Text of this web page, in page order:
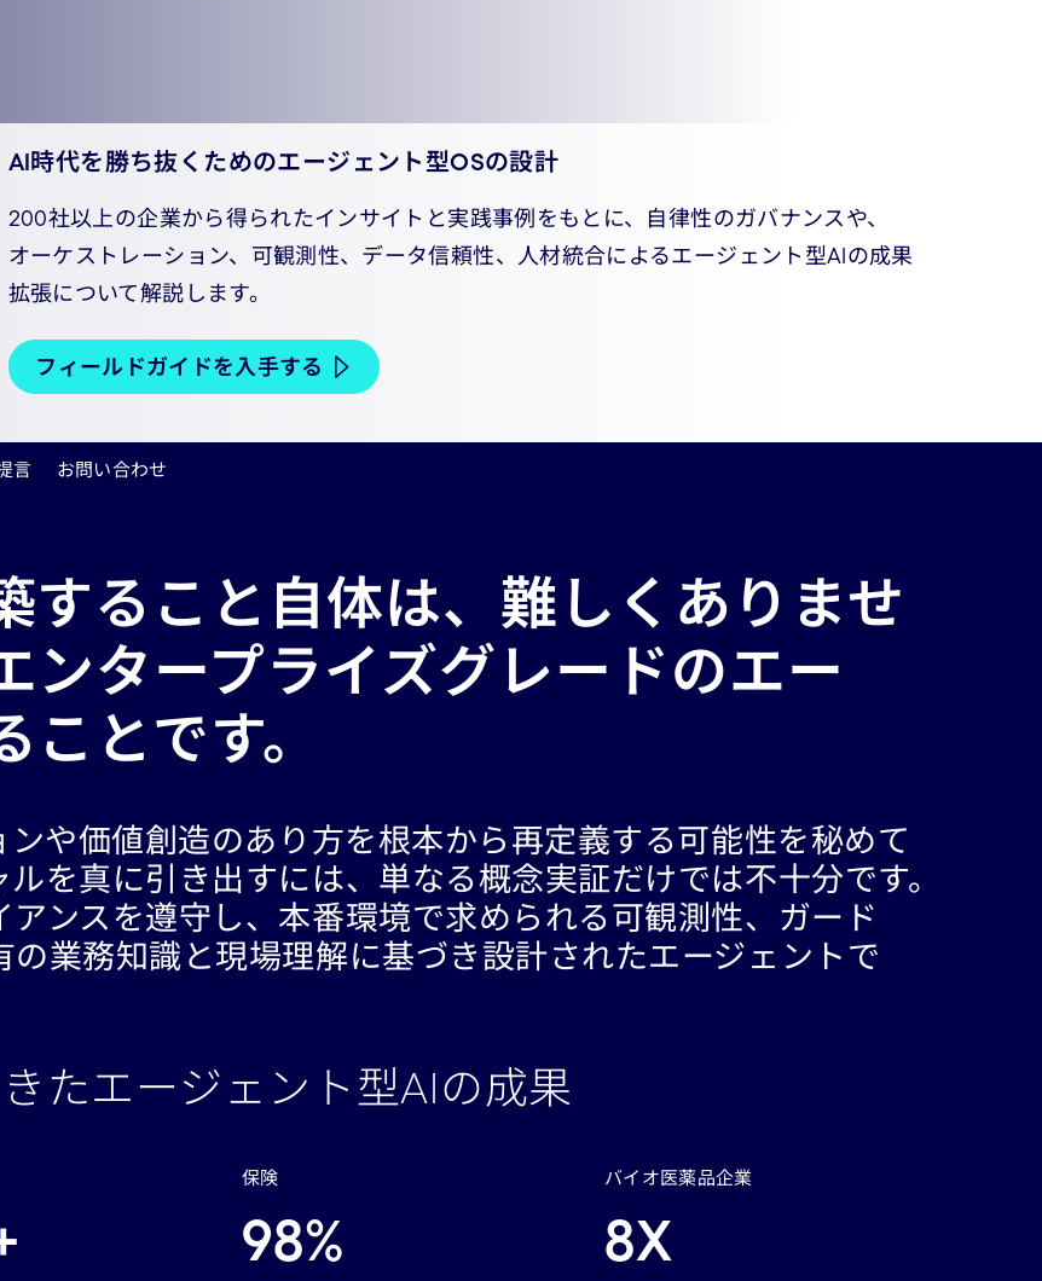
AI時代を勝ち抜くためのエージェント型OSの設計
200社以上の企業から得られたインサイトと実践事例をもとに、自律性のガバナンスや、
オーケストレーション、可観測性、データ信頼性、人材統合によるエージェント型AIの成果
拡張について解説します。
フィールドガイドを入手する
言 お問い合わせ
すること自体は、難しくありませ
ンタープライズグレードのエー
とです。
や価値創造のあり方を根本から再定義する可能性を秘めて
を真に引き出すには、単なる概念実証だけでは不十分です。
ンスを遵守し、本番環境で求められる可観測性、ガード
の業務知識と現場理解に基づき設計されたエージェントで
たエージェント型AIの成果
保険
98%
バイオ医薬品企業
8X